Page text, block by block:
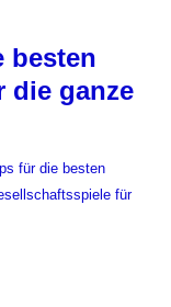
besten
die ganze
für die besten
für